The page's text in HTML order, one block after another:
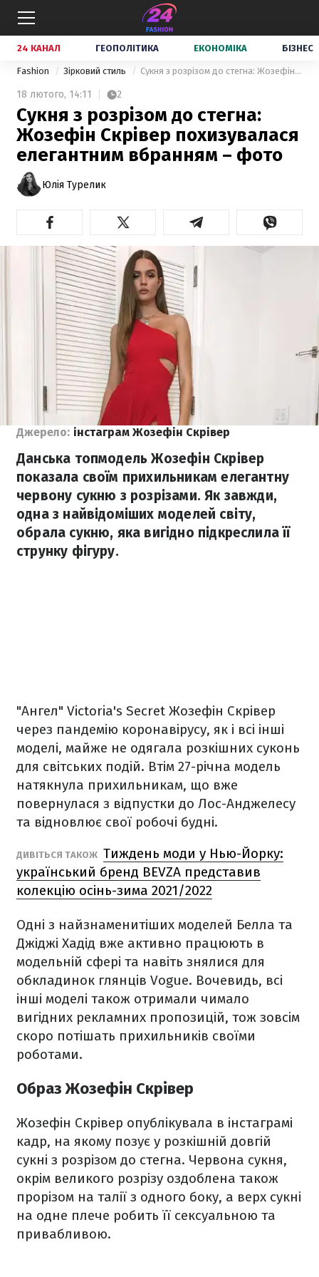
24 КАНАЛ ГЕОПОЛІТИКА ЕКОНОМІКА БІЗНЕС
Fashion Зірковий стиль Сукня з розрізом до стегна: Жозефін Скрівер похизувалася елегантним вбранням – фото
18 лютого, 14:11 2
Сукня з розрізом до стегна:
Жозефін Скрівер похизувалася
елегантним вбранням – фото
Юлія Турелик
Джерело: інстаграм Жозефін Скрівер
Данська топмодель Жозефін Скрівер
показала своїм прихильникам елегантну
червону сукню з розрізами. Як завжди,
одна з найвідоміших моделей світу,
обрала сукню, яка вигідно підкреслила її
струнку фігуру.
"Ангел" Victoria's Secret Жозефін Скрівер
через пандемію коронавірусу, як і всі інші
моделі, майже не одягала розкішних суконь
для світських подій. Втім 27-річна модель
натякнула прихильникам, що вже
повернулася з відпустки до Лос-Анджелесу
та відновлює свої робочі будні.
ДИВІТЬСЯ ТАКОЖ Тиждень моди у Нью-Йорку:
український бренд BEVZA представив
колекцію осінь-зима 2021/2022
Одні з найзнаменитіших моделей Белла та
Джіджі Хадід вже активно працюють в
модельній сфері та навіть знялися для
обкладинок глянців Vogue. Вочевидь, всі
інші моделі також отримали чимало
вигідних рекламних пропозицій, тож зовсім
скоро потішать прихильників своїми
роботами.
Образ Жозефін Скрівер
Жозефін Скрівер опублікувала в інстаграмі
кадр, на якому позує у розкішній довгій
сукні з розрізом до стегна. Червона сукня,
окрім великого розрізу оздоблена також
прорізом на талії з одного боку, а верх сукні
на одне плече робить її сексуальною та
привабливою.